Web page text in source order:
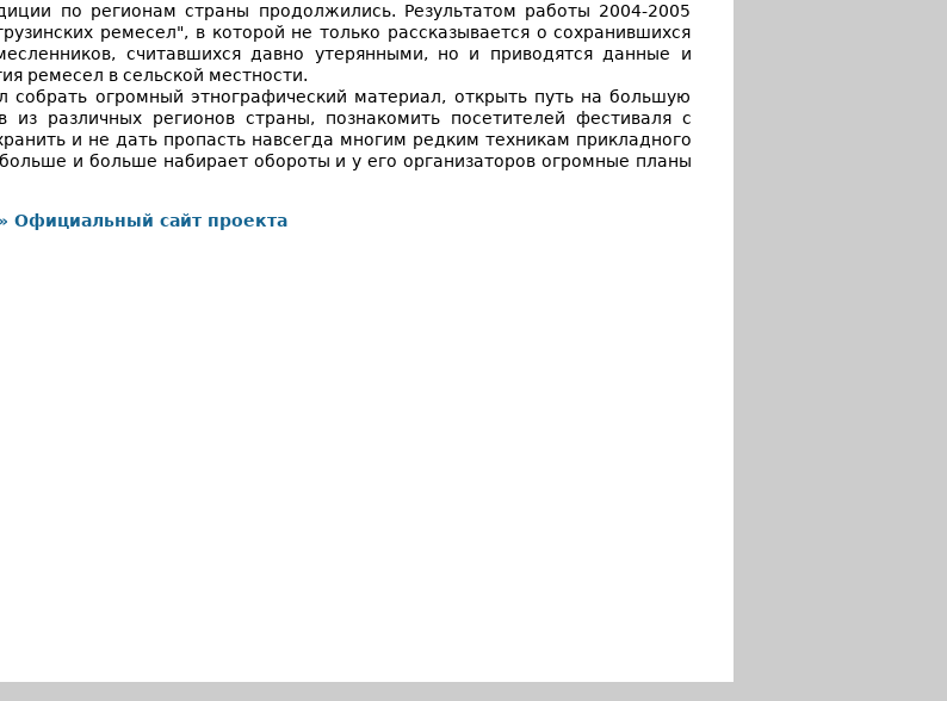
по регионам страны продолжились. Результатом работы 2004-2005
ремесел", в которой не только рассказывается о сохранившихся
считавшихся давно утерянными, но и приводятся данные и
ремесел в сельской местности.
собрать огромный этнографический материал, открыть путь на большую
из различных регионов страны, познакомить посетителей фестиваля с
и не дать пропасть навсегда многим редким техникам прикладного
и больше набирает обороты и у его организаторов огромные планы
» Официальный сайт проекта